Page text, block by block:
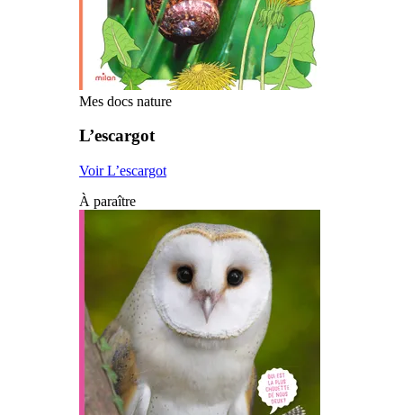
Mes docs nature
L’escargot
Voir L’escargot
À paraître